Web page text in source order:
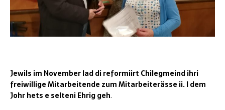
Jewils im November lad di reformiirt Chilegmeind ihri
freiwillige Mitarbeitende zum Mitarbeiterässe ii. I dem
Johr hets e selteni Ehrig geh.